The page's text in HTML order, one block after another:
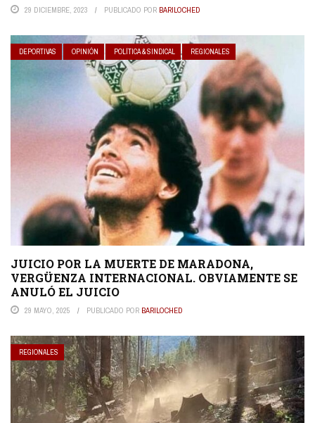
29 DICIEMBRE, 2023 PUBLICADO POR BARILOCHED
DEPORTIVAS OPINIÓN POLÍTICA & SINDICAL REGIONALES
JUICIO POR LA MUERTE DE MARADONA,
VERGÜENZA INTERNACIONAL. OBVIAMENTE SE
ANULÓ EL JUICIO
29 MAYO, 2025 PUBLICADO POR BARILOCHED
REGIONALES